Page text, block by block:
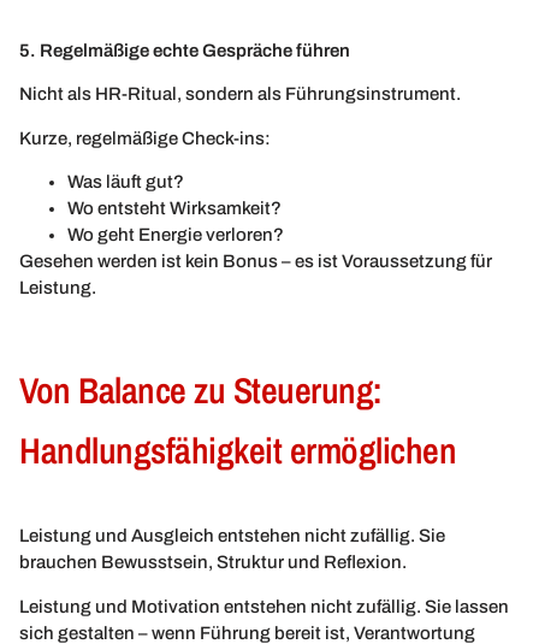
5. Regelmäßige echte Gespräche führen
Nicht als HR-Ritual, sondern als Führungsinstrument.
Kurze, regelmäßige Check-ins:
Was läuft gut?
Wo entsteht Wirksamkeit?
Wo geht Energie verloren?
Gesehen werden ist kein Bonus – es ist Voraussetzung für
Leistung.
Von Balance zu Steuerung:
Handlungsfähigkeit ermöglichen
Leistung und Ausgleich entstehen nicht zufällig. Sie
brauchen Bewusstsein, Struktur und Reflexion.
Leistung und Motivation entstehen nicht zufällig. Sie lassen
sich gestalten – wenn Führung bereit ist, Verantwortung